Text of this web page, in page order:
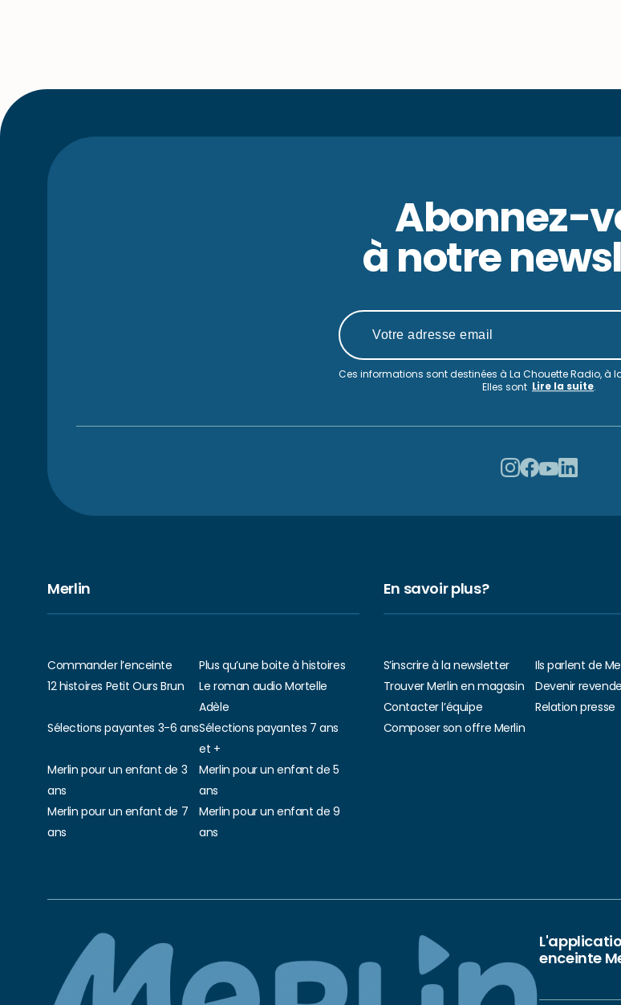
Abonnez-
à notre
Ces informations sont destinées à La Chouette Radio, à
Elles sont Lire la suite.
Merlin
Commander l’enceinte
Plus qu’une boite à histoires
12 histoires Petit Ours Brun
Le roman audio Mortelle
Adèle
Sélections payantes 3-6 ansSélections payantes 7 ans
et +
Merlin pour un enfant de 3
ans
Merlin pour un enfant de 5
ans
Merlin pour un enfant de 7
ans
Merlin pour un enfant de 9
ans
En savoir plus?
S’inscrire à la newsletter
Ils parlent de
Trouver Merlin en magasin
Devenir
Contacter l’équipe
Relation presse
Composer son offre Merlin
enceinte